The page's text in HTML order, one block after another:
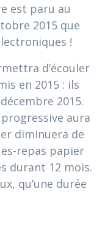
est paru au
2015 que
!
d’écouler
en 2015 : ils
2015.
aura
diminuera de
repas papier
durant 12 mois.
qu’une durée